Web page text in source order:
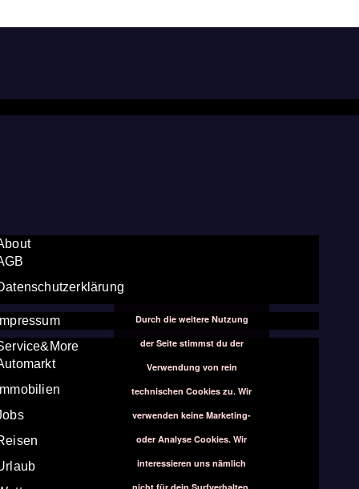
Durch die weitere Nutzung
der Seite stimmst du der
Verwendung von rein
technischen Cookies zu. Wir
verwenden keine Marketing-
oder Analyse Cookies. Wir
interessieren uns nämlich